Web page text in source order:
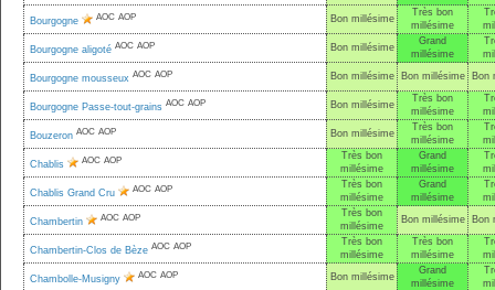
Bourgogne AOC AOP Bon millésime
Très bon
millésime
Bourgogne aligoté AOC AOP Bon millésime
Grand
millésime
Bourgogne mousseux AOC AOP Bon millésime Bon millésime Bon
Bourgogne Passe-tout-grains AOC AOP Bon millésime
Très bon
millésime
Bouzeron AOC AOP Bon millésime
Très bon
millésime
Chablis AOC AOP
Très bon
millésime
Grand
millésime
Chablis Grand Cru AOC AOP
Très bon
millésime
Grand
millésime
Chambertin AOC AOP
Très bon
millésime
Bon millésime Bon
Chambertin-Clos de Bèze AOC AOP
Très bon
millésime
Très bon
millésime
Chambolle-Musigny AOC AOP Bon millésime
Grand
millésime